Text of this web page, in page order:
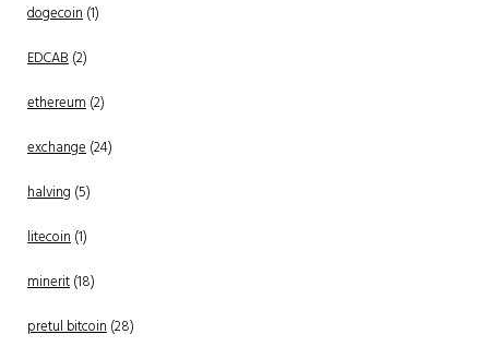
dogecoin(1)
EDCAB(2)
ethereum(2)
exchange(24)
halving (5)
litecoin(1)
minerit(18)
pretul bitcoin(28)